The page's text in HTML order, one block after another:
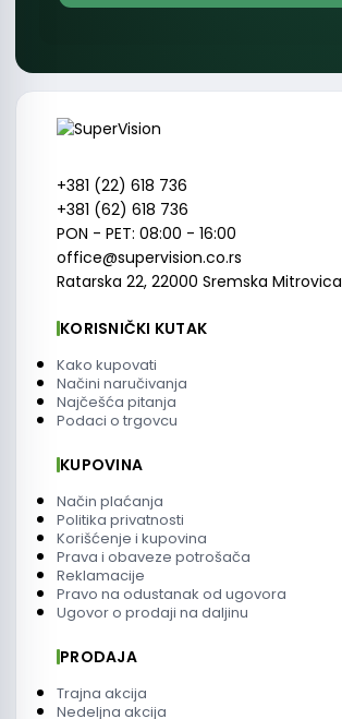
+381 (22) 618 736
+381 (62) 618 736
PON - PET: 08:00 - 16:00
office@supervision.co.rs
Ratarska 22, 22000 Sremska Mitrovica
KORISNIČKI KUTAK
Kako kupovati
Načini naručivanja
Najčešća pitanja
Podaci o trgovcu
KUPOVINA
Način plaćanja
Politika privatnosti
Korišćenje i kupovina
Prava i obaveze potrošača
Reklamacije
Pravo na odustanak od ugovora
Ugovor o prodaji na daljinu
PRODAJA
Trajna akcija
Nedeljna akcija